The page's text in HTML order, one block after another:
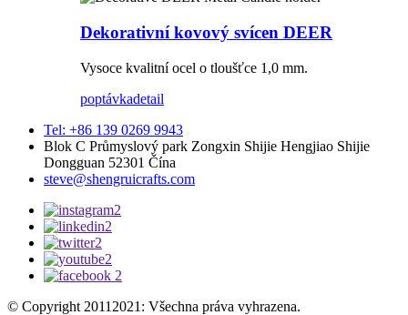
Dekorativní kovový svícen DEER
Vysoce kvalitní ocel o tloušťce 1,0 mm.
poptávkadetail
Tel: +86 139 0269 9943
Blok C Průmyslový park Zongxin Shijie Hengjiao Shijie
Dongguan 52301 Čína
steve@shengruicrafts.com
© Copyright 20112021: Všechna práva vyhrazena.